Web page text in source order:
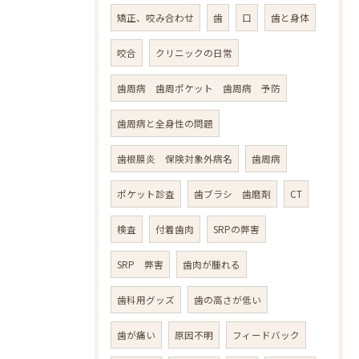
矯正、咬み合わせ 歯 口 歯と身体
咬合 クリニックの日常
歯周病 歯周ポケット 歯周病 予防
歯周病と全身性の問題
歯根膜炎 保険対象外病名 歯周病
ポケット診査 歯ブラシ 歯磨剤 CT
検査 付着歯肉 SRPの弊害
SRP 弊害 歯肉が腫れる
歯科用グッズ 歯の高さが低い
歯が痛い 原因不明 フィードバック